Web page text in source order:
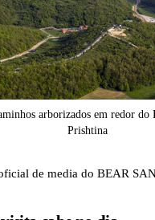
arborizados em redor
Prishtina
de media do BEAR